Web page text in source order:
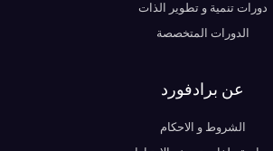
دورات تنمية و تطوير الذات
الدورات المتخصصة
عن برادفورد
الشروط و الاحكام